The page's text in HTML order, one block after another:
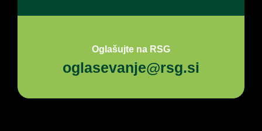
Oglašujte na RSG
oglasevanje@rsg.si